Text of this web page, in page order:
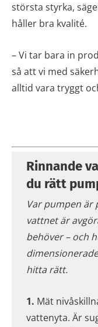
största styrka,
håller bra kvalité.
– Vi tar bara in
så att vi med
alltid vara tryggt
Rinnande
du rätt
Var pumpen är
vattnet är
behöver – och
hitta rätt.
1. Mät
vattenyta. Är